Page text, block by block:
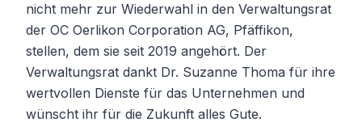
nicht mehr zur Wiederwahl in den Verwaltungsrat
der OC Oerlikon Corporation AG, Pfäffikon,
stellen, dem sie seit 2019 angehört. Der
Verwaltungsrat dankt Dr. Suzanne Thoma für ihre
wertvollen Dienste für das Unternehmen und
wünscht ihr für die Zukunft alles Gute.